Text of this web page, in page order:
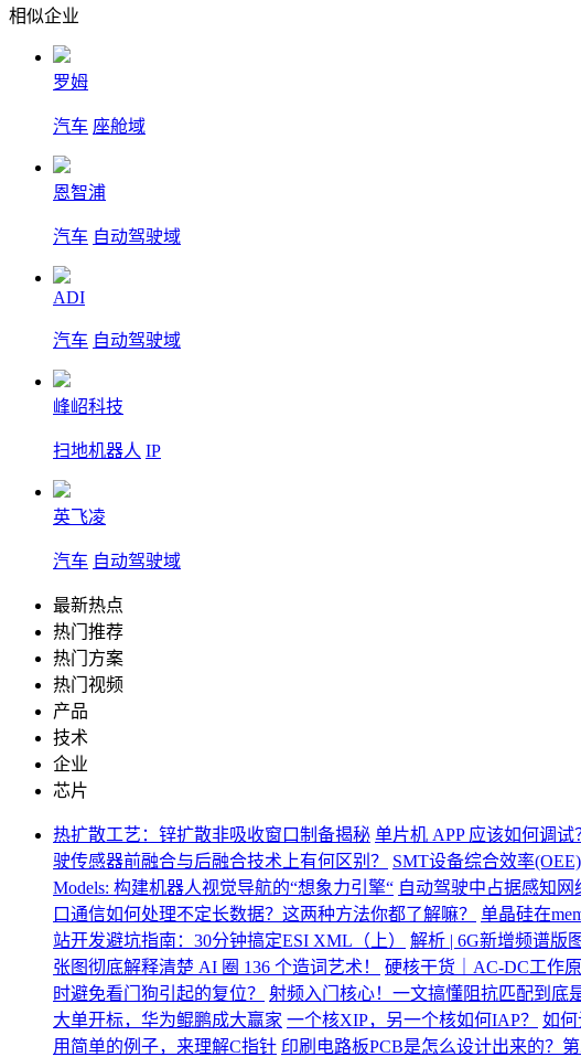
相似企业
罗姆
汽车 座舱域
恩智浦
汽车 自动驾驶域
ADI
汽车 自动驾驶域
峰岹科技
扫地机器人 IP
英飞凌
汽车 自动驾驶域
最新热点
热门推荐
热门方案
热门视频
产品
技术
企业
芯片
热扩散工艺：锌扩散非吸收窗口制备揭秘 单片机 APP 应该如何调试
驶传感器前融合与后融合技术上有何区别？
SMT设备综合效率
Models: 构建机器人视觉导航的“想象力引擎“ 自动驾驶中占据感知网
口通信如何处理不定长数据？这两种方法你都了解嘛？
单晶硅在
站开发避坑指南：30分钟搞定ESI XML（上）
解析 | 6G新增频谱版
张图彻底解释清楚 AI 圈 136 个造词艺术！
硬核干货｜AC-DC工作
时避免看门狗引起的复位？
射频入门核心！一文搞懂阻抗匹配到底
大单开标，华为鲲鹏成大赢家 一个核XIP，另一个核如何IAP？ 如何
用简单的例子，来理解C指针 印刷电路板PCB是怎么设计出来的？